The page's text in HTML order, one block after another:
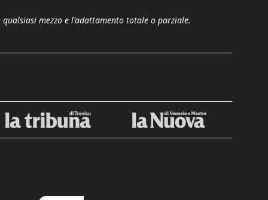
mezzo e l'adattamento totale o parziale.